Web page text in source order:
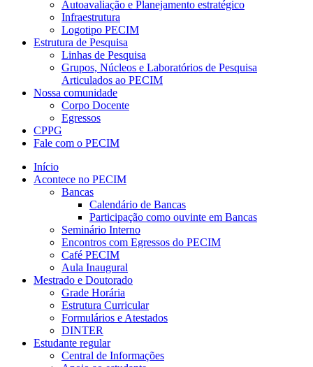
Autoavaliação e Planejamento estratégico
Infraestrutura
Logotipo PECIM
Estrutura de Pesquisa
Linhas de Pesquisa
Grupos, Núcleos e Laboratórios de Pesquisa
Articulados ao PECIM
Nossa comunidade
Corpo Docente
Egressos
CPPG
Fale com o PECIM
Início
Acontece no PECIM
Bancas
Calendário de Bancas
Participação como ouvinte em Bancas
Seminário Interno
Encontros com Egressos do PECIM
Café PECIM
Aula Inaugural
Mestrado e Doutorado
Grade Horária
Estrutura Curricular
Formulários e Atestados
DINTER
Estudante regular
Central de Informações